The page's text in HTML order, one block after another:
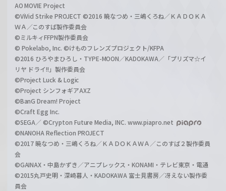
AO MOVIE Project
©ViVid Strike PROJECT ©2016 暁なつめ・三嶋くろね／ＫＡＤＯＫＡ
ＷＡ／このすば製作委員会
©ミルキィFFPN製作委員会
© Pokelabo, Inc. ©けものフレンズプロジェクト/KFPA
©2016 ひろやまひろし・TYPE-MOON／KADOKAWA／「プリズマ☆イ
リヤ ドライ!!」製作委員会
©Project Luck & Logic
©Project シンフォギアAXZ
©BanG Dream! Project
©Craft Egg Inc.
©SEGA／ ©Crypton Future Media, INC. www.piapro.net
©NANOHA Reflection PROJECT
©2017 暁なつめ・三嶋くろね／ＫＡＤＯＫＡＷＡ／このすば２製作委員
会
©GAINAX・中島かずき／アニプレックス・KONAMI・テレビ東京・電通
©2015丸戸史明・深崎暮人・KADOKAWA 富士見書房／冴えない製作委
員会